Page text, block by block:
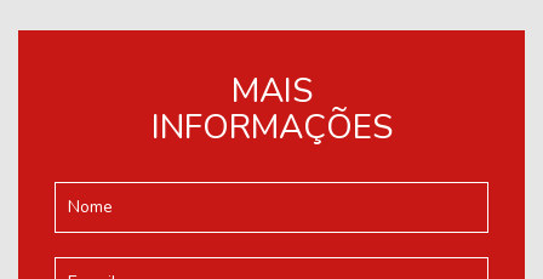
MAIS
INFORMAÇÕES